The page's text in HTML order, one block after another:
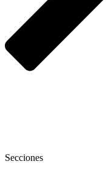
Secciones